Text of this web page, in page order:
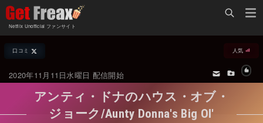
Netflix Unofficial ファンサイト
Netflix新着作品
オールジャンル
海外ドラマ・シリーズ
配信終了予定の作品
海外ドラマ・ラインナップ
口コミ 人気
2020年11月11日水曜日 配信開始
アンティ・ドナのハウス・オブ・
ジョーク/Aunty Donna's Big Ol'